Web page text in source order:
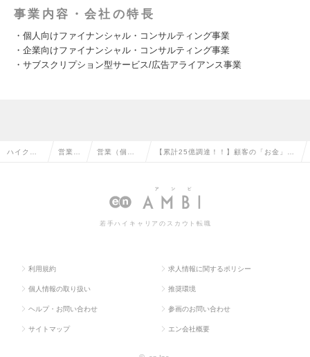
事業内容・会社の特長
・個人向けファイナンシャル・コンサルティング事業
・企業向けファイナンシャル・コンサルティング事業
・サブスクリプション型サービス/広告アライアンス事業
ハイクラ 営業系 営業（個人 【累計25億調達！！】顧客の「お金」に
若手ハイキャリアのスカウト転職
利用規約 求人情報に関するポリシー
個人情報の取り扱い 推奨環境
ヘルプ・お問い合わせ 参画のお問い合わせ
サイトマップ エン会社概要